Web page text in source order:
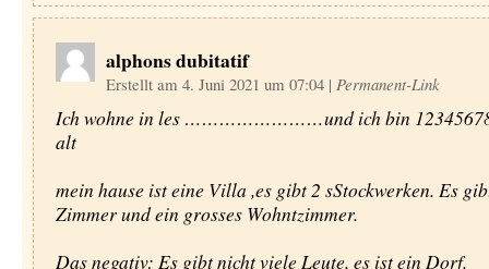
alphons dubitatif
Erstellt am 4. Juni 2021 um 07:04 | Permanent-Link
Ich wohne in les ……………………und ich bin
alt
mein hause ist eine Villa ,es gibt 2 sStockwerken. Es
Zimmer und ein grosses Wohntzimmer.
Das negativ: Es gibt nicht viele Leute, es ist ein Dorf.